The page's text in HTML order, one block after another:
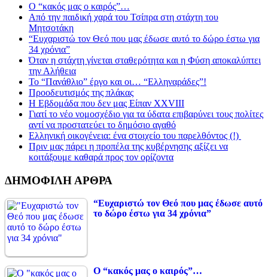
Ο “κακός μας ο καιρός”…
Από την παιδική χαρά του Τσίπρα στη στάχτη του
Μητσοτάκη
“Ευχαριστώ τον Θεό που μας έδωσε αυτό το δώρο έστω για
34 χρόνια”
Όταν η στάχτη γίνεται σταθερότητα και η Φύση αποκαλύπτει
την Αλήθεια
Το “Πανάθλιο” έργο και οι… “Ελληναράδες”!
Προοδευτισμός της πλάκας
Η Εβδομάδα που δεν μας Είπαν XXVIII
Γιατί το νέο νομοσχέδιο για τα ύδατα επιβαρύνει τους πολίτες
αντί να προστατεύει το δημόσιο αγαθό
Ελληνική οικογένεια: ένα στοιχείο του παρελθόντος (!)
Πριν μας πάρει η προπέλα της κυβέρνησης αξίζει να
κοιτάξουμε καθαρά προς τον ορίζοντα
ΔΗΜΟΦΙΛΗ ΑΡΘΡΑ
“Ευχαριστώ τον Θεό που μας έδωσε αυτό
το δώρο έστω για 34 χρόνια”
Ο “κακός μας ο καιρός”…